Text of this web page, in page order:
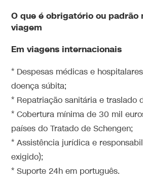
O que é obrigatório ou padrão
viagem
Em viagens internacionais
* Despesas médicas e
doença súbita;
* Repatriação sanitária e traslado
* Cobertura mínima de 30 mil
países do Tratado de Schengen;
* Assistência jurídica e
exigido);
* Suporte 24h em português.